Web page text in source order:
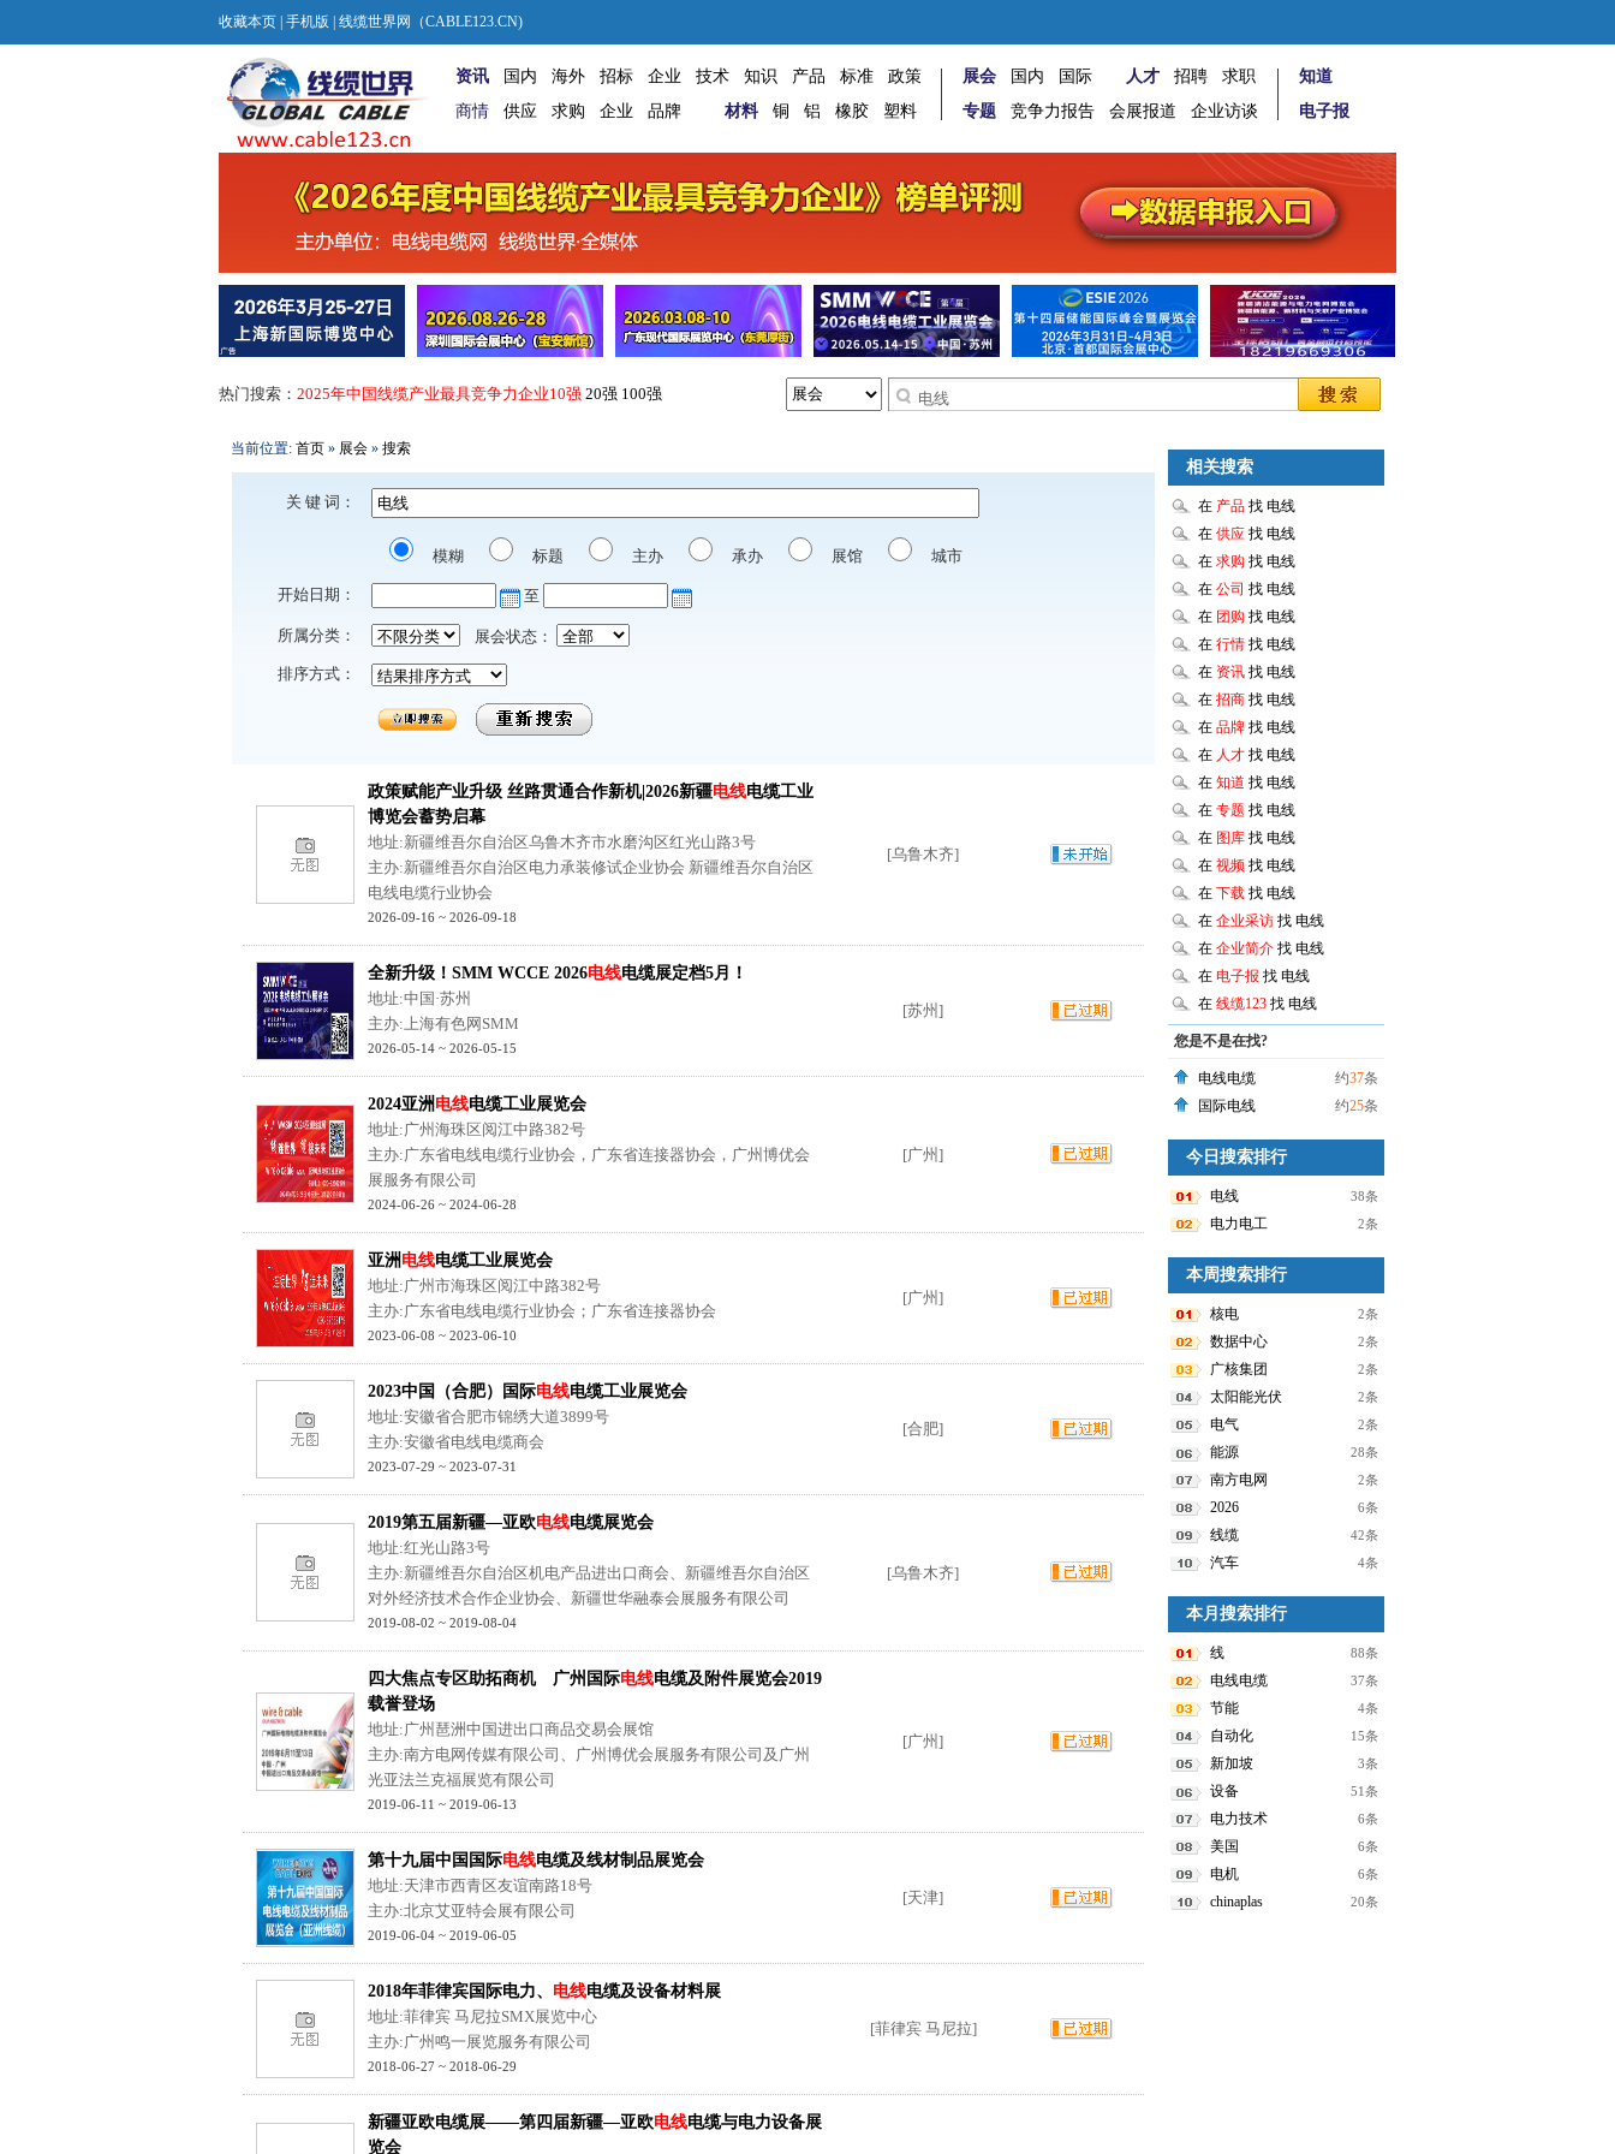
收藏本页 手机版 | 线缆世界网（CABLE123.CN)
资讯 国内 海外 招标 企业 技术 知识 产品 标准
政策
商情
供应 求购 企业 品牌 材料 铜 铝 橡胶 塑料
展会 国内 国际 人才 招聘
求职
专题
竞争力报告 会展报道 企业访谈
知道
电子报
热门搜索： 2025年中国线缆产业最具竞争力企业10强 20强 100强
当前位置: 首页 » 展会 » 搜索
关 键 词：
模糊 标题 主办 承办 展馆 城市
开始日期： 至
所属分类： 展会状态：
排序方式：
政策赋能产业升级 丝路贯通合作新机|2026新疆电线电缆工业
博览会蓄势启幕
地址:新疆维吾尔自治区乌鲁木齐市水磨沟区红光山路3号
主办:新疆维吾尔自治区电力承装修试企业协会 新疆维吾尔自治区
电线电缆行业协会
2026-09-16 ~ 2026-09-18
[乌鲁木齐]
全新升级！SMM WCCE 2026电线电缆展定档5月！
地址:中国·苏州
主办:上海有色网SMM
2026-05-14 ~ 2026-05-15
[苏州]
2024亚洲 电线电缆工业展览会
地址:广州海珠区阅江中路382号
主办:广东省电线电缆行业协会，广东省连接器协会，广州博优会
展服务有限公司
2024-06-26 ~ 2024-06-28
[广州]
亚洲 电线电缆工业展览会
地址:广州市海珠区阅江中路382号
主办:广东省电线电缆行业协会；广东省连接器协会
2023-06-08 ~ 2023-06-10
[广州]
2023中国（合肥）国际电线电缆工业展览会
地址:安徽省合肥市锦绣大道3899号
主办:安徽省电线电缆商会
2023-07-29 ~ 2023-07-31
[合肥]
2019第五届新疆—亚欧电线电缆展览会
地址:红光山路3号
主办:新疆维吾尔自治区机电产品进出口商会、新疆维吾尔自治区
对外经济技术合作企业协会、新疆世华融泰会展服务有限公司
2019-08-02 ~ 2019-08-04
[乌鲁木齐]
四大焦点专区助拓商机 广州国际电线电缆及附件展览会2019
载誉登场
地址:广州琶洲中国进出口商品交易会展馆
主办:南方电网传媒有限公司、广州博优会展服务有限公司及广州
光亚法兰克福展览有限公司
2019-06-11 ~ 2019-06-13
[广州]
第十九届中国国际电线电缆及线材制品展览会
地址:天津市西青区友谊南路18号
主办:北京艾亚特会展有限公司
2019-06-04 ~ 2019-06-05
[天津]
2018年菲律宾国际电力、 电线电缆及设备材料展
地址:菲律宾 马尼拉SMX展览中心
主办:广州鸣一展览服务有限公司
2018-06-27 ~ 2018-06-29
[菲律宾 马尼拉]
新疆亚欧电缆展——第四届新疆—亚欧电线电缆与电力设备展
览会
相关搜索
在 产品 找 电线
在 供应 找 电线
在 求购 找 电线
在 公司 找 电线
在 团购 找 电线
在 行情 找 电线
在 资讯 找 电线
在 招商 找 电线
在 品牌 找 电线
在 人才 找 电线
在 知道 找 电线
在 专题 找 电线
在 图库 找 电线
在 视频 找 电线
在 下载 找 电线
在 企业采访 找 电线
在 企业简介 找 电线
在 电子报 找 电线
在 线缆123 找 电线
您是不是在找?
约37条
电线电缆
约25条
国际电线
今日搜索排行
38条
电线
2条
电力电工
本周搜索排行
2条
核电
2条
数据中心
2条
广核集团
2条
太阳能光伏
2条
电气
28条
能源
2条
南方电网
6条
2026
42条
线缆
4条
汽车
本月搜索排行
88条
线
37条
电线电缆
4条
节能
15条
自动化
3条
新加坡
51条
设备
6条
电力技术
6条
美国
6条
电机
20条
chinaplas